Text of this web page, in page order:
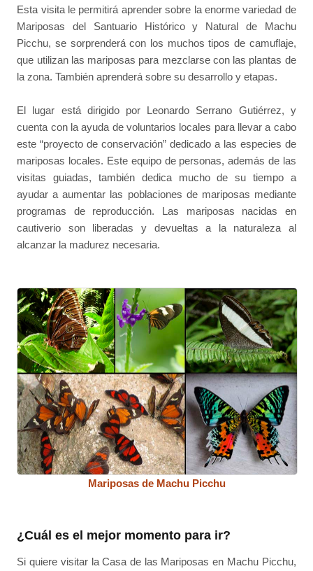
Esta visita le permitirá aprender sobre la enorme variedad de
Mariposas del Santuario Histórico y Natural de Machu
Picchu, se sorprenderá con los muchos tipos de camuflaje,
que utilizan las mariposas para mezclarse con las plantas de
la zona. También aprenderá sobre su desarrollo y etapas.
El lugar está dirigido por Leonardo Serrano Gutiérrez, y
cuenta con la ayuda de voluntarios locales para llevar a cabo
este “proyecto de conservación” dedicado a las especies de
mariposas locales. Este equipo de personas, además de las
visitas guiadas, también dedica mucho de su tiempo a
ayudar a aumentar las poblaciones de mariposas mediante
programas de reproducción. Las mariposas nacidas en
cautiverio son liberadas y devueltas a la naturaleza al
alcanzar la madurez necesaria.
Mariposas de Machu Picchu
¿Cuál es el mejor momento para ir?
Si quiere visitar la Casa de las Mariposas en Machu Picchu,